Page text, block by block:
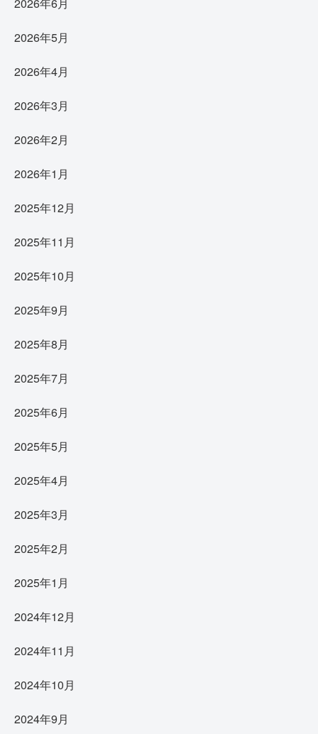
2026年6月
2026年5月
2026年4月
2026年3月
2026年2月
2026年1月
2025年12月
2025年11月
2025年10月
2025年9月
2025年8月
2025年7月
2025年6月
2025年5月
2025年4月
2025年3月
2025年2月
2025年1月
2024年12月
2024年11月
2024年10月
2024年9月